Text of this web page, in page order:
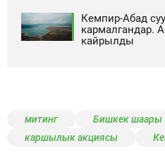
Кемпир-Абад
кармалгандар.
кайрылды
митинг Бишкек шаары
каршылык акциясы